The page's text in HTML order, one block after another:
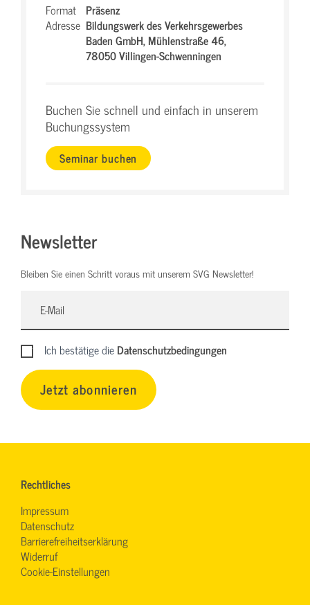
Format Präsenz
Adresse Bildungswerk des Verkehrsgewerbes
Baden GmbH,Mühlenstraße 46,
78050 Villingen-Schwenningen
Buchen Sie schnell und einfach in unserem
Buchungssystem
Seminar buchen
Newsletter
Bleiben Sie einen Schritt voraus mit unserem SVG Newsletter!
Ich bestätige dieDatenschutzbedingungen
Jetzt abonnieren
Rechtliches
Impressum
Datenschutz
Barrierefreiheitserklärung
Widerruf
Cookie-Einstellungen